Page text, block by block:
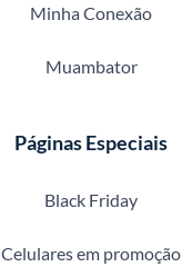
Minha Conexão
Muambator
Páginas Especiais
Black Friday
Celulares em promoção